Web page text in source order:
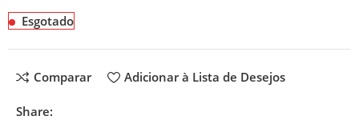
Esgotado
Comparar Adicionar à Lista de Desejos
Share: